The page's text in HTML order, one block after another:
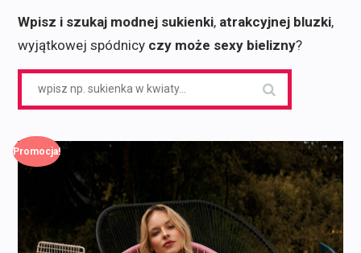
Wpisz i szukaj modnej sukienki, atrakcyjnej bluzki,
wyjątkowej spódnicy czy może sexy bielizny?
Promocja!